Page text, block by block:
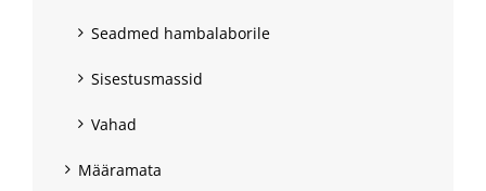
Seadmed hambalaborile
Sisestusmassid
Vahad
Määramata